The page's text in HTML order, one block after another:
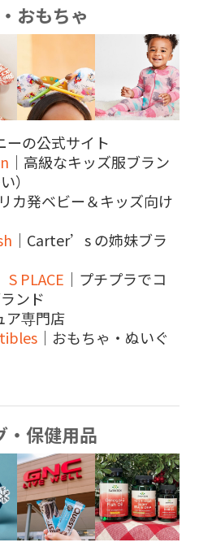
おもちゃ
ーの公式サイト
｜高級なキッズ服ブラン
）
カ発ベビー＆キッズ向け
｜Carter’s の姉妹ブラ
PLACE ｜プチプラでコ
ンド
ア専門店
｜おもちゃ・ぬいぐ
・保健用品